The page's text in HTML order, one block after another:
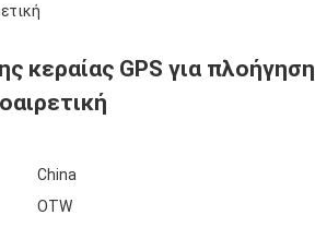
κεραίας GPS για πλοήγηση
China
OTW